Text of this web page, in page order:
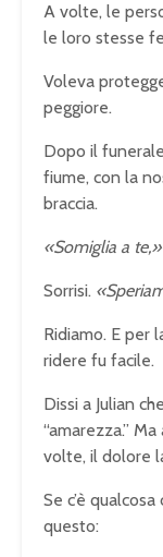
A volte, le
le loro stesse
Voleva
peggiore.
Dopo il
fiume, con la
braccia.
«Somiglia a te,»
Sorrisi.
Ridiamo. E per
ridere fu facile.
Dissi a Julian
“amarezza.”
volte, il dolore
Se c’è
questo: